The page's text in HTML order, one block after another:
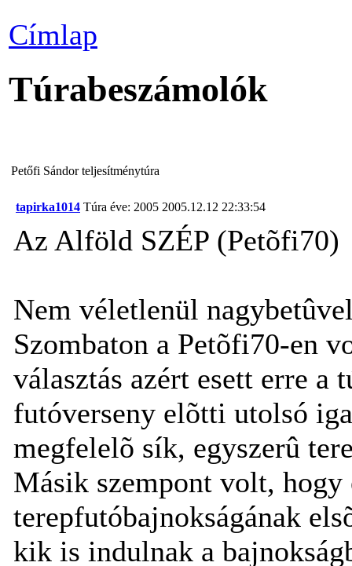
Címlap
Túrabeszámolók
Petőfi Sándor teljesítménytúra
tapirka1014 Túra éve: 2005 2005.12.12 22:33:54
Az Alföld SZÉP (Petõfi70)
Nem véletlenül
Szombaton a Petõfi70-en
választás azért esett erre a
futóverseny elõtti utolsó
megfelelõ sík, egyszerû
Másik szempont volt,
terepfutóbajnokságának
kik is indulnak a